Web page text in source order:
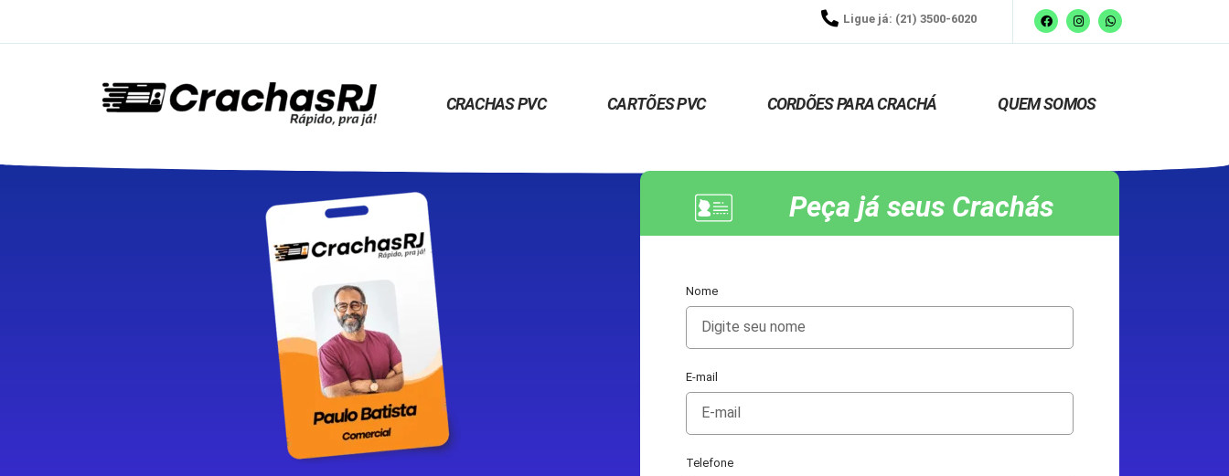
Ligue já: (21) 3500-6020
CRACHAS PVC CARTÕES PVC CORDÕES PARA CRACHÁ QUEM SOMOS
Peça já seus Crachás
Nome
E-mail
Telefone